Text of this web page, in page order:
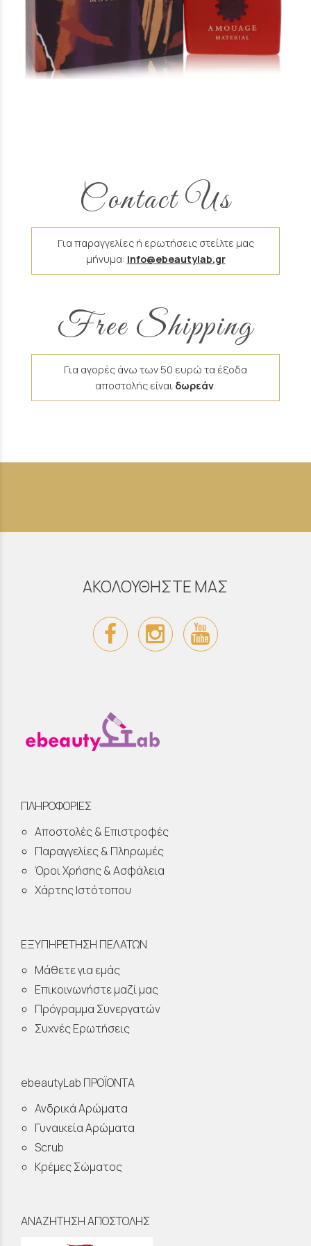
Άρωμα Τύπου Material Amouage
16 €
Contact Us
Για παραγγελίες ή ερωτήσεις στείλτε μας
μήνυμα: info@ebeautylab.gr
Free Shipping
Για αγορές άνω των 50 ευρώ τα έξοδα
αποστολής είναι δωρεάν.
ΑΚΟΛΟΥΘΗΣΤΕ ΜΑΣ
ΠΛΗΡΟΦΟΡΙΕΣ
Αποστολές & Επιστροφές
Παραγγελίες & Πληρωμές
Όροι Χρήσης & Ασφάλεια
Χάρτης Ιστότοπου
ΕΞΥΠΗΡΕΤΗΣΗ ΠΕΛΑΤΩΝ
Μάθετε για εμάς
Επικοινωνήστε μαζί μας
Πρόγραμμα Συνεργατών
Συχνές Ερωτήσεις
ebeautyLab ΠΡΟΪΟΝΤΑ
Ανδρικά Αρώματα
Γυναικεία Αρώματα
Scrub
Κρέμες Σώματος
ΑΝΑΖΗΤΗΣΗ ΑΠΟΣΤΟΛΗΣ